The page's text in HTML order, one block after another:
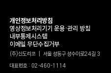
서포트센터
타륜
가헌신도재단
신도리코 유튜브
개인정보처리방침
영상정보처리기기 운용•관리 방침
내부통제시스템
이메일 무단수집거부
(주)신도리코 | 서울 성동구 성수이로24길 3
대표번호 : 02-460-1114